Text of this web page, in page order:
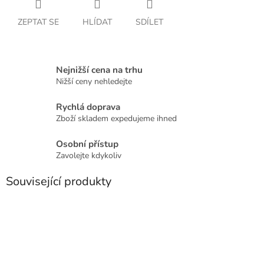
ZEPTAT SE HLÍDAT SDÍLET
Nejnižší cena na trhu
Nižší ceny nehledejte
Rychlá doprava
Zboží skladem expedujeme ihned
Osobní přístup
Zavolejte kdykoliv
Související produkty